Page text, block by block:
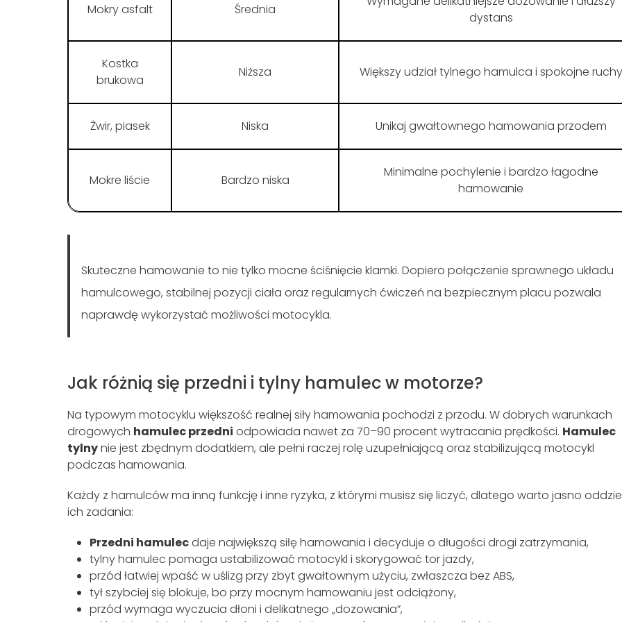
Mokry asfalt Średnia
dystans
Kostka
brukowa
Niższa Większy udział tylnego hamulca i spokojne ruchy
Żwir, piasek Niska Unikaj gwałtownego hamowania przodem
Mokre liście Bardzo niska
Minimalne pochylenie i bardzo łagodne
hamowanie
Skuteczne hamowanie to nie tylko mocne ściśnięcie klamki. Dopiero połączenie sprawnego układu
hamulcowego, stabilnej pozycji ciała oraz regularnych ćwiczeń na bezpiecznym placu pozwala
naprawdę wykorzystać możliwości motocykla.
Jak różnią się przedni i tylny hamulec w motorze?
Na typowym motocyklu większość realnej siły hamowania pochodzi z przodu. W dobrych warunkach
drogowych hamulec przedni odpowiada nawet za 70–90 procent wytracania prędkości. Hamulec
tylnynie jest zbędnym dodatkiem, ale pełni raczej rolę uzupełniającą oraz stabilizującą motocykl
podczas hamowania.
Każdy z hamulców ma inną funkcję i inne ryzyka, z którymi musisz się liczyć, dlatego warto jasno
ich zadania:
Przedni hamulecdaje największą siłę hamowania i decyduje o długości drogi zatrzymania,
tylny hamulec pomaga ustabilizować motocykl i skorygować tor jazdy,
przód łatwiej wpaść w uślizg przy zbyt gwałtownym użyciu, zwłaszcza bez ABS,
tył szybciej się blokuje, bo przy mocnym hamowaniu jest odciążony,
przód wymaga wyczucia dłoni i delikatnego „dozowania”,